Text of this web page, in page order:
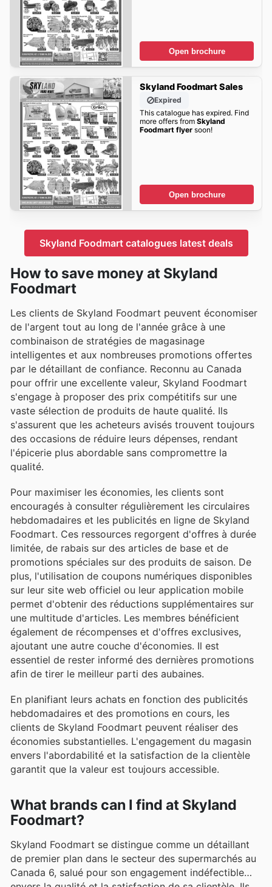
Open brochure
Skyland Foodmart Sales
Expired
This catalogue has expired. Find
more offers from Skyland
Foodmart flyersoon!
Open brochure
Skyland Foodmart catalogues latest deals
How to save money at Skyland
Foodmart
Les clients de Skyland Foodmart peuvent économiser
de l'argent tout au long de l'année grâce à une
combinaison de stratégies de magasinage
intelligentes et aux nombreuses promotions offertes
par le détaillant de confiance. Reconnu au Canada
pour offrir une excellente valeur, Skyland Foodmart
s'engage à proposer des prix compétitifs sur une
vaste sélection de produits de haute qualité. Ils
s'assurent que les acheteurs avisés trouvent toujours
des occasions de réduire leurs dépenses, rendant
l'épicerie plus abordable sans compromettre la
qualité.
Pour maximiser les économies, les clients sont
encouragés à consulter régulièrement les circulaires
hebdomadaires et les publicités en ligne de Skyland
Foodmart. Ces ressources regorgent d'offres à durée
limitée, de rabais sur des articles de base et de
promotions spéciales sur des produits de saison. De
plus, l'utilisation de coupons numériques disponibles
sur leur site web officiel ou leur application mobile
permet d'obtenir des réductions supplémentaires sur
une multitude d'articles. Les membres bénéficient
également de récompenses et d'offres exclusives,
ajoutant une autre couche d'économies. Il est
essentiel de rester informé des dernières promotions
afin de tirer le meilleur parti des aubaines.
En planifiant leurs achats en fonction des publicités
hebdomadaires et des promotions en cours, les
clients de Skyland Foodmart peuvent réaliser des
économies substantielles. L'engagement du magasin
envers l'abordabilité et la satisfaction de la clientèle
garantit que la valeur est toujours accessible.
What brands can I find at Skyland
Foodmart?
Skyland Foodmart se distingue comme un détaillant
de premier plan dans le secteur des supermarchés au
Canada 6, salué pour son engagement indéfectible